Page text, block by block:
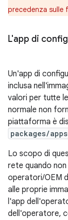
precedenza sulle
L'app di
Un'app di
inclusa
valori per tutte
normale non
piattaforma è
packages/
Lo scopo di
rete quando
operatori/OEM
alle proprie
l'app
dell'operatore,